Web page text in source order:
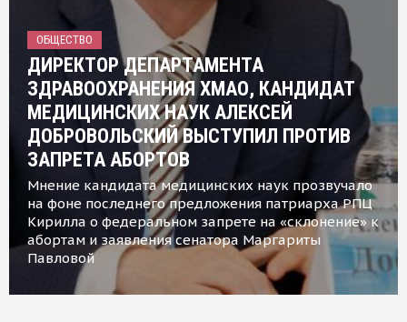
ОБЩЕСТВО
ДИРЕКТОР ДЕПАРТАМЕНТА
ЗДРАВООХРАНЕНИЯ ХМАО, КАНДИДАТ
МЕДИЦИНСКИХ НАУК АЛЕКСЕЙ
ДОБРОВОЛЬСКИЙ ВЫСТУПИЛ ПРОТИВ
ЗАПРЕТА АБОРТОВ
Мнение кандидата медицинских наук прозвучало
на фоне последнего предложения патриарха РПЦ
Кирилла о федеральном запрете на «склонение» к
абортам и заявления сенатора Маргариты
Павловой